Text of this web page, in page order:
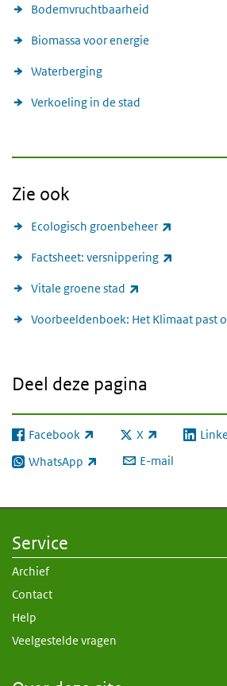
Bodemvruchtbaarheid
Biomassa voor energie
Waterberging
Verkoeling in de stad
Zie ook
Ecologisch groenbeheer
Factsheet: versnippering
Vitale groene stad
Voorbeeldenboek: Het Klimaat past
Deel deze pagina
Facebook
(externe link) X
(externe link)
WhatsApp
(externe link) E-mail
Service
Archief
Contact
Help
Veelgestelde vragen